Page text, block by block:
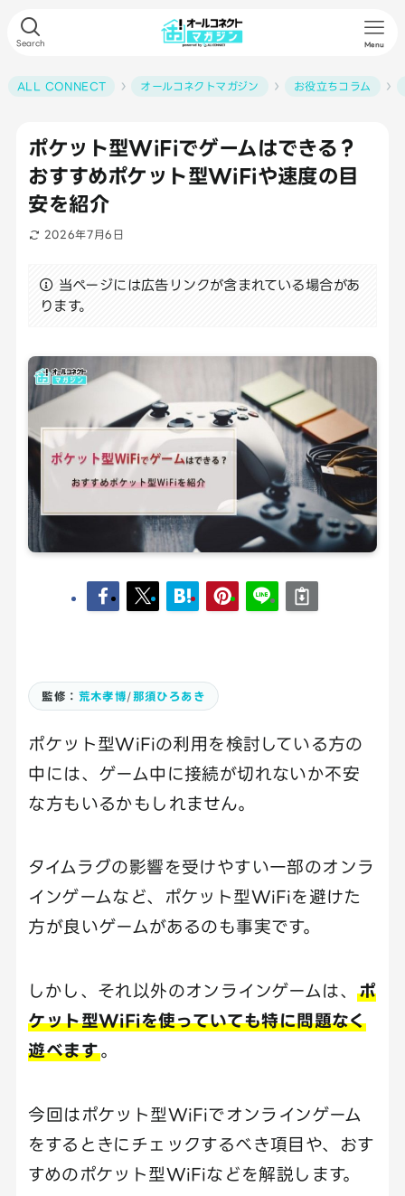
Search Menu
ALL CONNECT オールコネクトマガジン お役立ちコラム
ポケット型WiFiでゲームはできる？
おすすめポケット型WiFiや速度の目
安を紹介
2026年7月6日
当ページには広告リンクが含まれている場合があ
ります。
監修： 荒木孝博/那須ひろあき
ポケット型WiFiの利用を検討している方の
中には、ゲーム中に接続が切れないか不安
な方もいるかもしれません。
タイムラグの影響を受けやすい一部のオンラ
インゲームなど、ポケット型WiFiを避けた
方が良いゲームがあるのも事実です。
しかし、それ以外のオンラインゲームは、ポ
ケット型WiFiを使っていても特に問題なく
遊べます。
今回はポケット型WiFiでオンラインゲーム
をするときにチェックするべき項目や、おす
すめのポケット型WiFiなどを解説します。